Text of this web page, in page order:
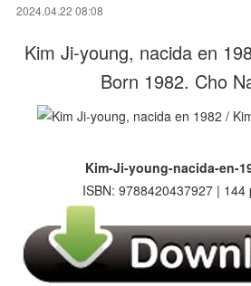
2024.04.22 08:08
Kim Ji-young, nacida en
Born 1982. Cho
Kim-Ji-young-nacida-en-
ISBN: 9788420437927 | 144